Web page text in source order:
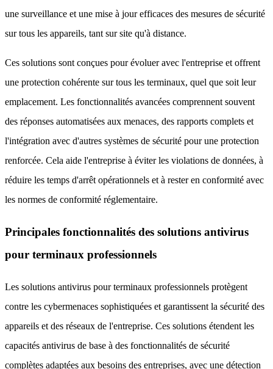
une surveillance et une mise à jour efficaces des mesures de sécurité
sur tous les appareils, tant sur site qu'à distance.
Ces solutions sont conçues pour évoluer avec l'entreprise et offrent
une protection cohérente sur tous les terminaux, quel que soit leur
emplacement. Les fonctionnalités avancées comprennent souvent
des réponses automatisées aux menaces, des rapports complets et
l'intégration avec d'autres systèmes de sécurité pour une protection
renforcée. Cela aide l'entreprise à éviter les violations de données, à
réduire les temps d'arrêt opérationnels et à rester en conformité avec
les normes de conformité réglementaire.
Principales fonctionnalités des solutions antivirus
pour terminaux professionnels
Les solutions antivirus pour terminaux professionnels protègent
contre les cybermenaces sophistiquées et garantissent la sécurité des
appareils et des réseaux de l'entreprise. Ces solutions étendent les
capacités antivirus de base à des fonctionnalités de sécurité
complètes adaptées aux besoins des entreprises, avec une détection